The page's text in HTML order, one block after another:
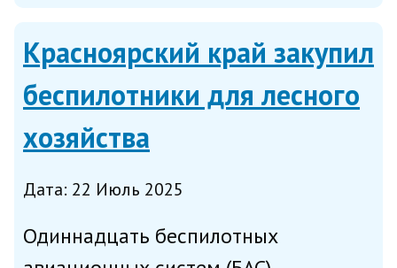
по...
Красноярский край закупил
беспилотники для лесного
хозяйства
Дата: 22 Июль 2025
Одиннадцать беспилотных